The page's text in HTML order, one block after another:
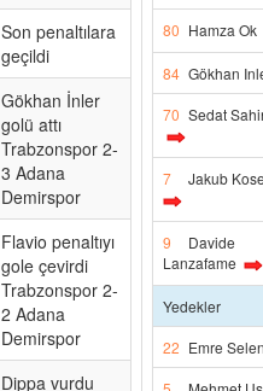
Son penaltılara
geçildi
Gökhan İnler
golü attı
Trabzonspor 2-
3 Adana
Demirspor
Flavio penaltıyı
gole çevirdi
Trabzonspor 2-
2 Adana
Demirspor
Dippa vurdu
80 Hamza Ok
84 Gökhan
70 Sedat
7 Jakub
9
Davide
Lanzafame
Yedekler
22 Emre